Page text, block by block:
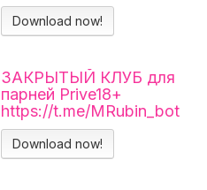
Тарас В'єнц
Download now!
ЗАКРЫТЫЙ КЛУБ для
парней Prive18+
https://t.me/MRubin_bot
#миларубинчик
#психология
#отношения
Download now!